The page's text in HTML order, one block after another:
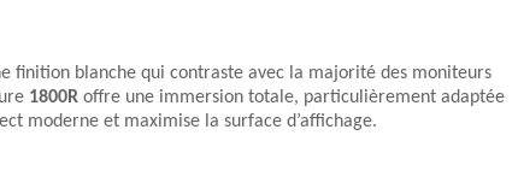
finition blanche qui contraste avec la majorité des moniteurs
1800R offre une immersion totale, particulièrement adaptée
moderne et maximise la surface d’affichage.